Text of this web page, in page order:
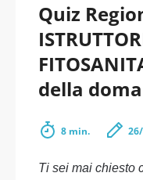
Quiz
della
8 min.
Ti sei mai chiesto